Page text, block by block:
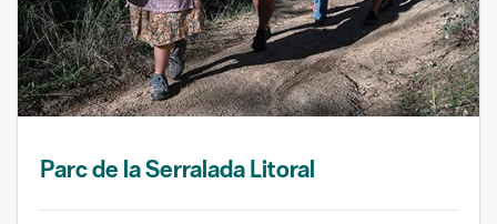
Parc de la Serralada Litoral